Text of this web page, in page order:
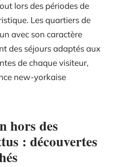
lors des périodes de
Les quartiers de
avec son caractère
des séjours adaptés aux
de chaque visiteur,
new-yorkaise
hors des
: découvertes